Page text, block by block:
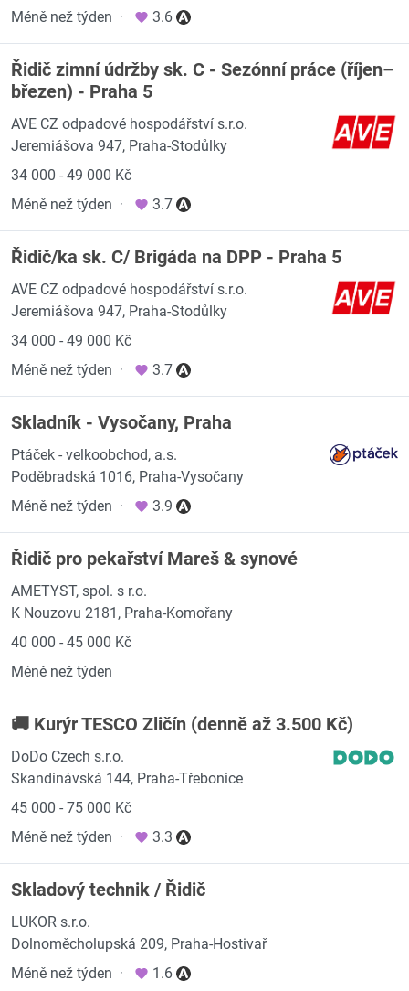
Méně než týden · 3.6
Řidič zimní údržby sk. C - Sezónní práce (říjen–
březen) - Praha 5
AVE CZ odpadové hospodářství s.r.o.
Jeremiášova 947, Praha-Stodůlky
34 000 - 49 000 Kč
Méně než týden · 3.7
Řidič/ka sk. C/ Brigáda na DPP - Praha 5
AVE CZ odpadové hospodářství s.r.o.
Jeremiášova 947, Praha-Stodůlky
34 000 - 49 000 Kč
Méně než týden · 3.7
Skladník - Vysočany, Praha
Ptáček - velkoobchod, a.s.
Poděbradská 1016, Praha-Vysočany
Méně než týden · 3.9
Řidič pro pekařství Mareš & synové
AMETYST, spol. s r.o.
K Nouzovu 2181, Praha-Komořany
40 000 - 45 000 Kč
Méně než týden
🚚 Kurýr TESCO Zličín (denně až 3.500 Kč)
DoDo Czech s.r.o.
Skandinávská 144, Praha-Třebonice
45 000 - 75 000 Kč
Méně než týden · 3.3
Skladový technik / Řidič
LUKOR s.r.o.
Dolnoměcholupská 209, Praha-Hostivař
Méně než týden · 1.6